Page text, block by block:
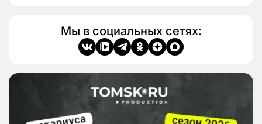
Мы в социальных сетях: